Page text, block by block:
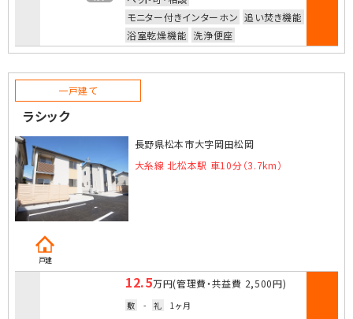
モニター付きインターホン 追い焚き機能
浴室乾燥機能 洗浄便座
一戸建て
ラシック
長野県松本市大字岡田松岡
大糸線 北松本駅 車10分（3.7km）
戸建
12.5万円(管理費・共益費 2,500円)
敷 - 礼 1ヶ月